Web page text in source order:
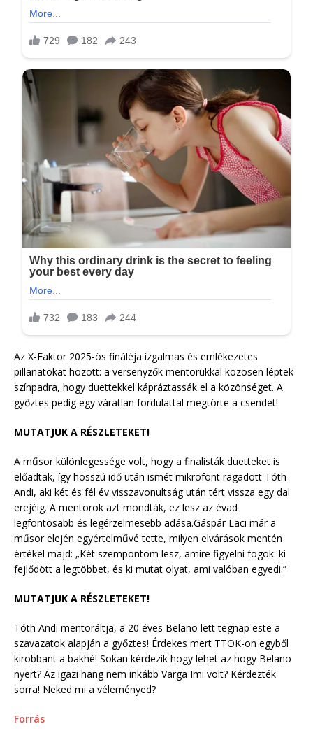
Az X-Faktor 2025-ös fináléja izgalmas és emlékezetes
pillanatokat hozott: a versenyzők mentorukkal közösen léptek
színpadra, hogy duettekkel kápráztassák el a közönséget. A
győztes pedig egy váratlan fordulattal megtörte a csendet!
MUTATJUK A RÉSZLETEKET!
A műsor különlegessége volt, hogy a finalisták duetteket is
előadtak, így hosszú idő után ismét mikrofont ragadott Tóth
Andi, aki két és fél év visszavonultság után tért vissza egy dal
erejéig. A mentorok azt mondták, ez lesz az évad
legfontosabb és legérzelmesebb adása.Gáspár Laci már a
műsor elején egyértelművé tette, milyen elvárások mentén
értékel majd: „Két szempontom lesz, amire figyelni fogok: ki
fejlődött a legtöbbet, és ki mutat olyat, ami valóban egyedi.”
MUTATJUK A RÉSZLETEKET!
Tóth Andi mentoráltja, a 20 éves Belano lett tegnap este a
szavazatok alapján a győztes! Érdekes mert TTOK-on egyből
kirobbant a bakhé! Sokan kérdezik hogy lehet az hogy Belano
nyert? Az igazi hang nem inkább Varga Imi volt? Kérdezték
sorra! Neked mi a véleményed?
Forrás